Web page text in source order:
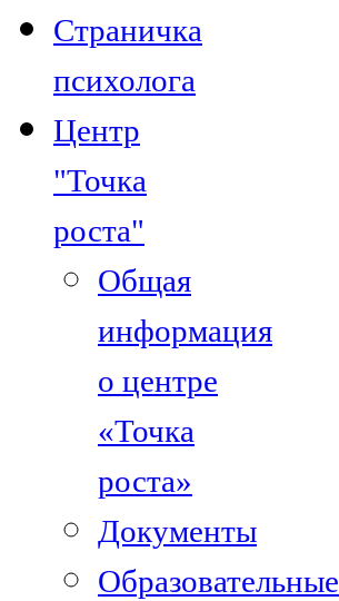
Страничка
психолога
Центр
"Точка
роста"
Общая
информация
о центре
«Точка
роста»
Документы
Образовательные